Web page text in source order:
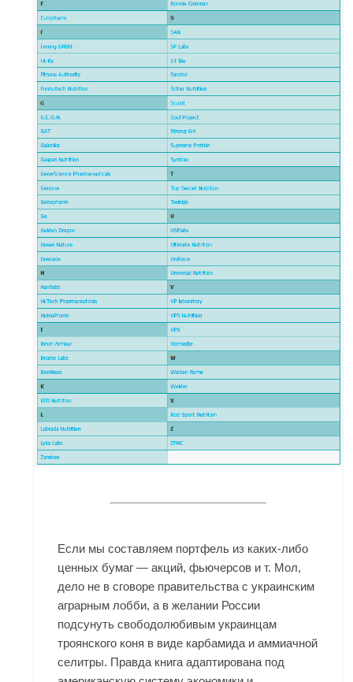
Если мы составляем портфель из каких-либо
ценных бумаг — акций, фьючерсов и т. Мол,
дело не в сговоре правительства с украинским
аграрным лобби, а в желании России
подсунуть свободолюбивым украинцам
троянского коня в виде карбамида и аммиачной
селитры. Правда книга адаптирована под